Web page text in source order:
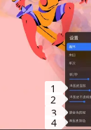
1
2
3
4